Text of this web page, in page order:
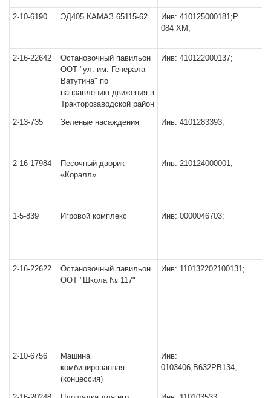
2-10-6190 ЭД405 КАМАЗ 65115-62
Инв: 410125000181;Р
084 ХМ;
2-16-22642
Остановочный павильон
ООТ "ул. им. Генерала
Ватутина" по
направлению движения в
Тракторозаводской район
Инв: 410122000137;
2-13-735 Зеленые насаждения Инв: 4101283393;
2-16-17984
Песочный дворик
«Коралл»
Инв: 210124000001;
1-5-839 Игровой комплекс Инв: 0000046703;
2-16-22622
Остановочный павильон
ООТ "Школа № 117"
Инв: 110132202100131;
2-10-6756
Машина
комбинированная
(концессия)
Инв:
0103406;В632РВ134;